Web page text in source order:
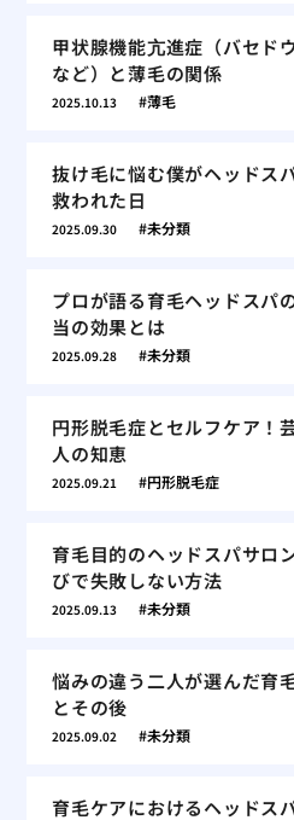
甲状腺機能亢進症（バセド
など）と薄毛の関係
2025.10.13 薄毛
抜け毛に悩む僕がヘッドス
救われた日
2025.09.30 未分類
プロが語る育毛ヘッドスパ
当の効果とは
2025.09.28 未分類
円形脱毛症とセルフケア！
人の知恵
2025.09.21 円形脱毛症
育毛目的のヘッドスパサロ
びで失敗しない方法
2025.09.13 未分類
悩みの違う二人が選んだ育
とその後
2025.09.02 未分類
育毛ケアにおけるヘッドス